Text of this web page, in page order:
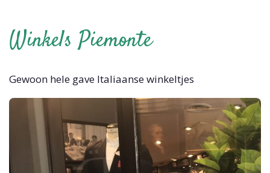
Winkels Piemonte
Gewoon hele gave Italiaanse winkeltjes